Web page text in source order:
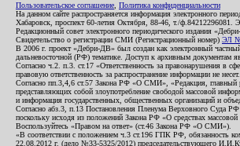
Пользовательское соглашение Политика конфиденциальности
На данном сайте распространяется информация электронного
Хабаровск, проспект 60-летия Октября, 88-46, т./ф.84212296081.
Редакционный совет электронного периодического
Свидетельство о регистрации СМИ (Регистрационный номер) ЭЛ №
В 2006 г. проект «Дебри-ДВ» был создан как электронный
дальневосточной (РФ) тематике. Доступ к архивным документам
Согласно ч.2. п.3. ст.17 «Ответственность за правонарушения в
правовую ответственность за распространение информации не
Согласно пп.3,4,6 ст.57 Закона РФ «О СМИ», «Редакция, главный
представляющих собой злоупотребление свободой массовой
и информация государственных, общественных организаций и
Согласно абз.3, п.13 Постановления Пленума Верховного Суда
поскольку исходя из положений Закона РФ «О средствах
Воспользуйтесь «Правом на ответ» (ст.46 Закона РФ «О СМИ»).
«В соответствии с положением ч.3 ст.196 ГПК РФ, обязанность
22.08.2012 г. (дело №33-5325/2012) председательствующего